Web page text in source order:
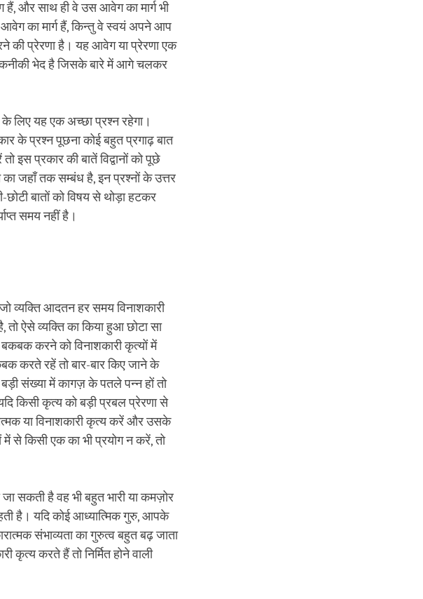
हैं, और साथ ही वे उस आवेग का मार्ग भी
का मार्ग हैं, किन्तु वे स्वयं अपने आप
की प्रेरणा है। यह आवेग या प्रेरणा एक
भेद है जिसके बारे में आगे चलकर
लिए यह एक अच्छा प्रश्न रहेगा।
के प्रश्न पूछना कोई बहुत प्रगाढ़ बात
प्रकार की बातें विद्वानों को पूछे
का जहाँ तक सम्बंध है, इन प्रश्नों के उत्तर
बातों को विषय से थोड़ा हटकर
समय नहीं है।
व्यक्ति आदतन हर समय विनाशकारी
ऐसे व्यक्ति का किया हुआ छोटा सा
बकबक करने को विनाशकारी कृत्यों में
करते रहें तो बार-बार किए जाने के
संख्या में कागज़ के पतले पन्न हों तो
किसी कृत्य को बड़ी प्रबल प्रेरणा से
या विनाशकारी कृत्य करें और उसके
से किसी एक का भी प्रयोग न करें, तो
सकती है वह भी बहुत भारी या कमज़ोर
है। यदि कोई आध्यात्मिक गुरु, आपके
संभाव्यता का गुरुत्व बहुत बढ़ जाता
कृत्य करते हैं तो निर्मित होने वाली